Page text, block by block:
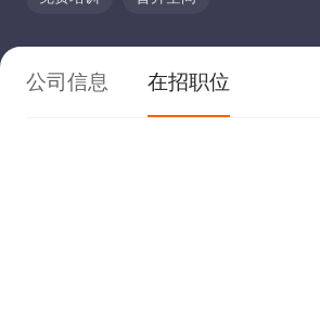
公司信息 在招职位